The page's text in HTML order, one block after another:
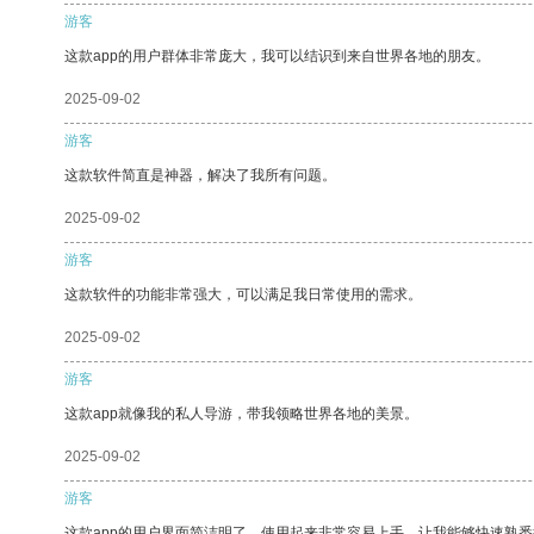
游客
这款app的用户群体非常庞大，我可以结识到来自世界各地的朋友。
2025-09-02
游客
这款软件简直是神器，解决了我所有问题。
2025-09-02
游客
这款软件的功能非常强大，可以满足我日常使用的需求。
2025-09-02
游客
这款app就像我的私人导游，带我领略世界各地的美景。
2025-09-02
游客